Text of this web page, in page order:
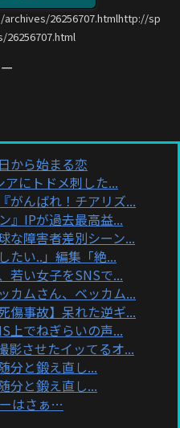
26256707.htmlhttp://sp
から始まる恋
にトドメ刺した...
がんばれ！チアリズ...
』IPが過去最高益...
な障害者差別シーン...
たい..」編集「絶...
若い女子をSNSで...
カムさん、ベッカム...
傷事故】呆れた逆ギ...
上でねぎらいの声...
影させたイッてるオ...
分と鍛え直し...
分と鍛え直し...
はさぁ…